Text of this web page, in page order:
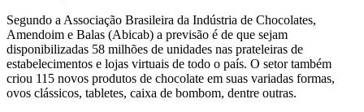
Segundo a Associação Brasileira da Indústria de Chocolates,
Amendoim e Balas (Abicab) a previsão é de que sejam
disponibilizadas 58 milhões de unidades nas prateleiras de
estabelecimentos e lojas virtuais de todo o país. O setor também
criou 115 novos produtos de chocolate em suas variadas formas,
ovos clássicos, tabletes, caixa de bombom, dentre outras.